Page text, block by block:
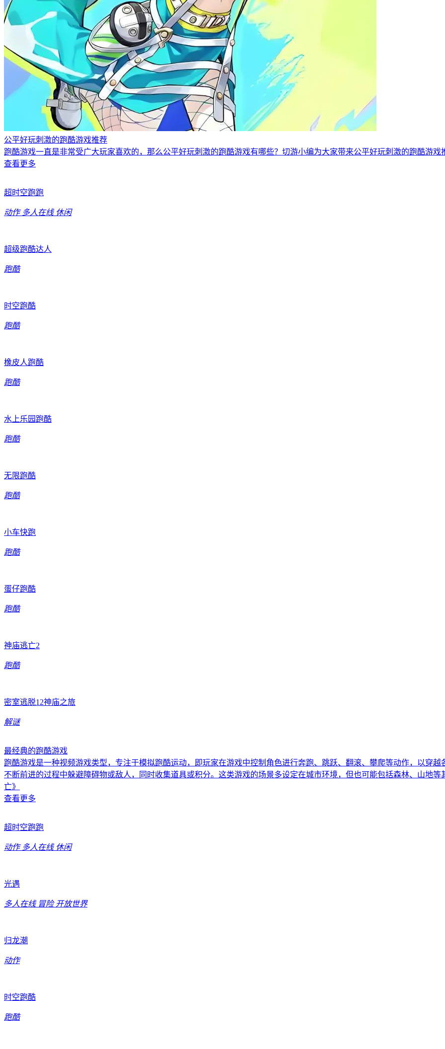
公平好玩刺激的跑酷游戏推荐
跑酷游戏一直是非常受广大玩家喜欢的，那么公平好玩刺激的跑酷游戏有哪些？切游小编为大家带来公平好玩刺激的跑酷游戏
查看更多
超时空跑跑
动作 多人在线 休闲
超级跑酷达人
跑酷
时空跑酷
跑酷
橡皮人跑酷
跑酷
水上乐园跑酷
跑酷
无限跑酷
跑酷
小车快跑
跑酷
蛋仔跑酷
跑酷
神庙逃亡2
跑酷
密室逃脱12神庙之旅
解谜
最经典的跑酷游戏
跑酷游戏是一种视频游戏类型，专注于模拟跑酷运动，即玩家在游戏中控制角色进行奔跑、跳跃、翻滚、攀爬等动作，以穿
不断前进的过程中躲避障碍物或敌人，同时收集道具或积分。这类游戏的场景多设定在城市环境，但也可能包括森林、山地
亡》
查看更多
超时空跑跑
动作 多人在线 休闲
光遇
多人在线 冒险 开放世界
归龙潮
动作
时空跑酷
跑酷